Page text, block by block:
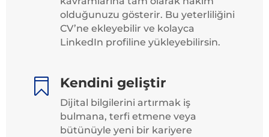
olduğunuzu gösterir. Bu yeterliliğini
CV’ne ekleyebilir ve kolayca
LinkedIn profiline yükleyebilirsin.
 Kendini geliştir
Dijital bilgilerini artırmak iş
bulmana, terfi etmene veya
bütünüyle yeni bir kariyere